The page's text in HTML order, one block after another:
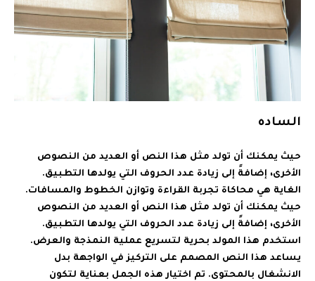
الساده
حيث يمكنك أن تولد مثل هذا النص أو العديد من النصوص
الأخرى، إضافةً إلى زيادة عدد الحروف التي يولدها التطبيق.
الغاية هي محاكاة تجربة القراءة وتوازن الخطوط والمسافات.
حيث يمكنك أن تولد مثل هذا النص أو العديد من النصوص
الأخرى، إضافةً إلى زيادة عدد الحروف التي يولدها التطبيق.
استخدم هذا المولد بحرية لتسريع عملية النمذجة والعرض.
يساعد هذا النص المصمم على التركيز في الواجهة بدل
الانشغال بالمحتوى. تم اختيار هذه الجمل بعناية لتكون